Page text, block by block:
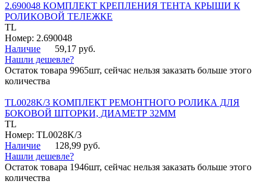
2.690048 КОМПЛЕКТ КРЕПЛЕНИЯ ТЕНТА КРЫШИ К
РОЛИКОВОЙ ТЕЛЕЖКЕ
TL
Номер: 2.690048
Наличие
59,17 руб.
Нашли дешевле?
Остаток товара 9965шт, сейчас нельзя заказать больше этого
количества
TL0028K/3 КОМПЛЕКТ РЕМОНТНОГО РОЛИКА ДЛЯ
БОКОВОЙ ШТОРКИ, ДИАМЕТР 32ММ
TL
Номер: TL0028K/3
Наличие
128,99 руб.
Нашли дешевле?
Остаток товара 1946шт, сейчас нельзя заказать больше этого
количества